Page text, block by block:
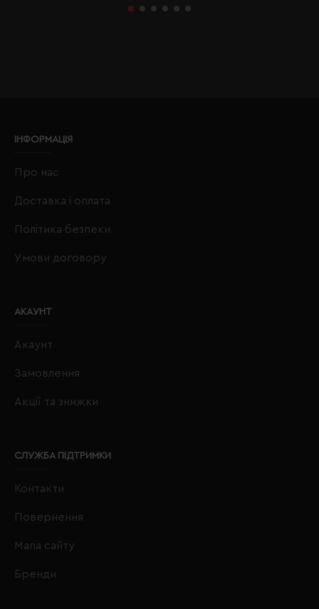
ІНФОРМАЦІЯ
Про нас
Доставка і оплата
Політика безпеки
Умови договору
АКАУНТ
Акаунт
Замовлення
Акції та знижки
СЛУЖБА ПІДТРИМКИ
Контакти
Повернення
Мапа сайту
Бренди